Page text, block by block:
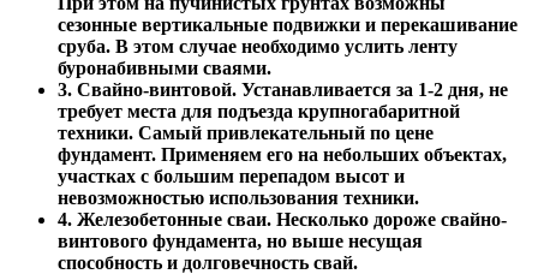
сезонные вертикальные подвижки и перекашивание
сруба. В этом случае необходимо услить ленту
буронабивными сваями.
3. Свайно-винтовой. Устанавливается за 1-2 дня, не
требует места для подъезда крупногабаритной
техники. Самый привлекательный по цене
фундамент. Применяем его на небольших объектах,
участках с большим перепадом высот и
невозможностью использования техники.
4. Железобетонные сваи. Несколько дороже свайно-
винтового фундамента, но выше несущая
способность и долговечность свай.